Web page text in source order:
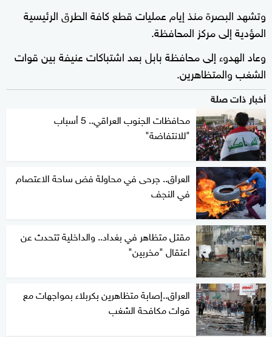
وتشهد البصرة منذ إيام عمليات قطع كافة الطرق الرئيسية
المؤدية إلى مركز المحافظة.
وعاد الهدوء إلى محافظة بابل بعد اشتباكات عنيفة بين قوات
الشغب والمتظاهرين.
أخبار ذات صلة
محافظات الجنوب العراقي.. 5 أسباب
"للانتفاضة"
العراق.. جرحى في محاولة فض ساحة الاعتصام
في النجف
مقتل متظاهر في بغداد.. والداخلية تتحدث عن
اعتقال "مخربين"
العراق..إصابة متظاهرين بكربلاء بمواجهات مع
قوات مكافحة الشغب